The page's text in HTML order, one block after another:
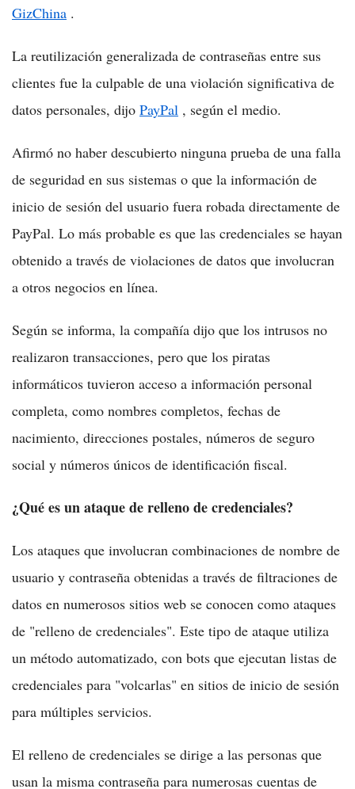
GizChina .
La reutilización generalizada de contraseñas entre sus
clientes fue la culpable de una violación significativa de
datos personales, dijo PayPal , según el medio.
Afirmó no haber descubierto ninguna prueba de una falla
de seguridad en sus sistemas o que la información de
inicio de sesión del usuario fuera robada directamente de
PayPal. Lo más probable es que las credenciales se hayan
obtenido a través de violaciones de datos que involucran
a otros negocios en línea.
Según se informa, la compañía dijo que los intrusos no
realizaron transacciones, pero que los piratas
informáticos tuvieron acceso a información personal
completa, como nombres completos, fechas de
nacimiento, direcciones postales, números de seguro
social y números únicos de identificación fiscal.
¿Qué es un ataque de relleno de credenciales?
Los ataques que involucran combinaciones de nombre de
usuario y contraseña obtenidas a través de filtraciones de
datos en numerosos sitios web se conocen como ataques
de "relleno de credenciales". Este tipo de ataque utiliza
un método automatizado, con bots que ejecutan listas de
credenciales para "volcarlas" en sitios de inicio de sesión
para múltiples servicios.
El relleno de credenciales se dirige a las personas que
usan la misma contraseña para numerosas cuentas de